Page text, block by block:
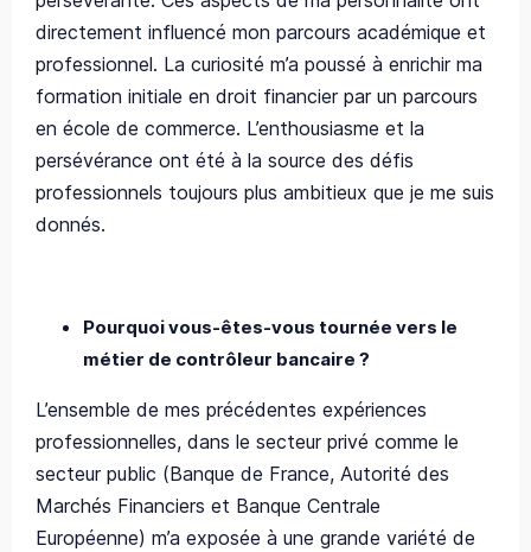
directement influencé mon parcours académique et
professionnel. La curiosité m’a poussé à enrichir ma
formation initiale en droit financier par un parcours
en école de commerce. L’enthousiasme et la
persévérance ont été à la source des défis
professionnels toujours plus ambitieux que je me suis
donnés.
Pourquoi vous-êtes-vous tournée vers le
métier de contrôleur bancaire ?
L’ensemble de mes précédentes expériences
professionnelles, dans le secteur privé comme le
secteur public (Banque de France, Autorité des
Marchés Financiers et Banque Centrale
Européenne) m’a exposée à une grande variété de